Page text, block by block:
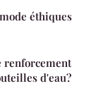
éthiques
renforcement
d'eau?